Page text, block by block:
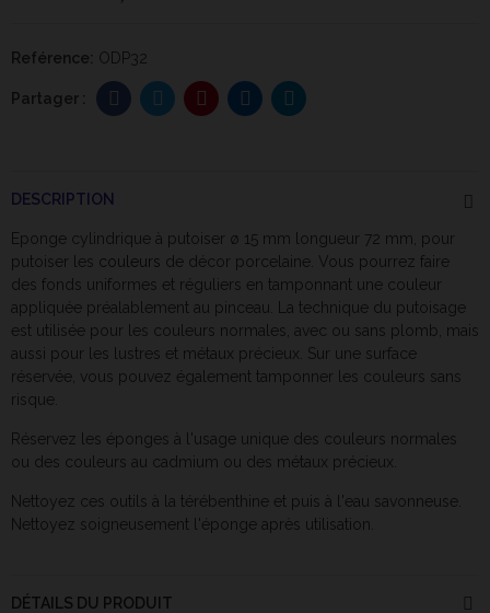
Reférence: ODP32
DESCRIPTION
Eponge cylindrique à putoiser ø 15 mm longueur 72 mm, pour
putoiser les couleurs de décor porcelaine. Vous pourrez faire
des fonds uniformes et réguliers en tamponnant une couleur
appliquée préalablement au pinceau. La technique du putoisage
est utilisée pour les couleurs normales, avec ou sans plomb, mais
aussi pour les lustres et métaux précieux. Sur une surface
réservée, vous pouvez également tamponner les couleurs sans
risque.
Réservez les éponges à l'usage unique des couleurs normales
ou des couleurs au cadmium ou des métaux précieux.
Nettoyez ces outils à la térébenthine et puis à l'eau savonneuse.
Nettoyez soigneusement l'éponge après utilisation.
DÉTAILS DU PRODUIT